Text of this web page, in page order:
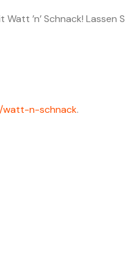
’n’ Schnack! Lassen
watt-n-schnack.